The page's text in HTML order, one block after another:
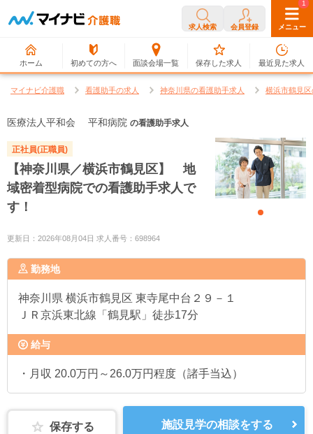
求人検索 会員登録 メニュー
ホーム 初めての方へ 面談会場一覧
0
保存した求人
1
最近見た求人
マイナビ介護職 看護助手の求人 神奈川県の看護助手求人 横浜市鶴見
医療法人平和会 平和病院 の看護助手求人
正社員(正職員)
【神奈川県／横浜市鶴見区】 地
域密着型病院での看護助手求人で
す！
更新日：2026年08月04日 求人番号：698964
勤務地
神奈川県 横浜市鶴見区 東寺尾中台２９－１
ＪＲ京浜東北線「鶴見駅」徒歩17分
給与
・月収 20.0万円～26.0万円程度（諸手当込）
保存する 施設見学の相談をする